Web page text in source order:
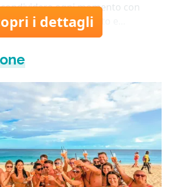
ogni momento con
tramonti mozzafiato e...
i dettagli